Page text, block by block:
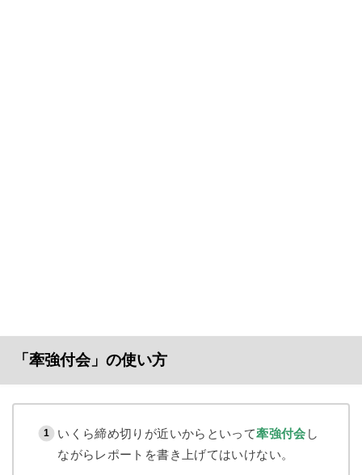
「牽強付会」の使い方
いくら締め切りが近いからといって牽強付会 し
ながらレポートを書き上げてはいけない。